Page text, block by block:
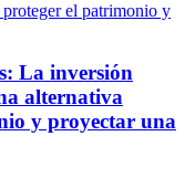
La inversión
alternativa
y proyectar una